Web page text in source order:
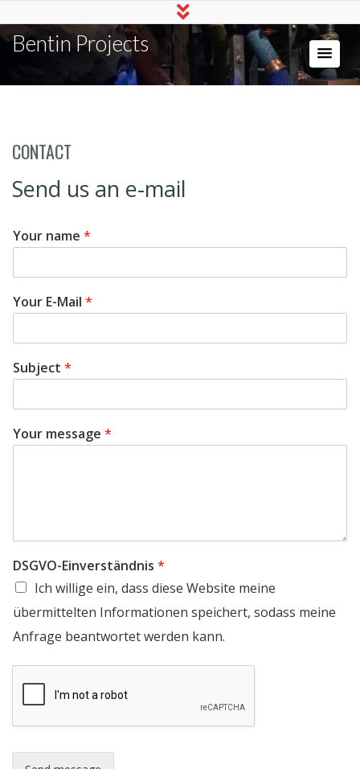
Bentin Projects
CONTACT
Send us an e-mail
Your name *
Your E-Mail *
Subject *
Your message *
DSGVO-Einverständnis *
Ich willige ein, dass diese Website meine
übermittelten Informationen speichert, sodass meine
Anfrage beantwortet werden kann.